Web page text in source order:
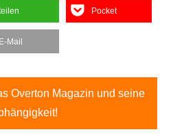
Pocket
E-Mail
Overton Magazin und seine